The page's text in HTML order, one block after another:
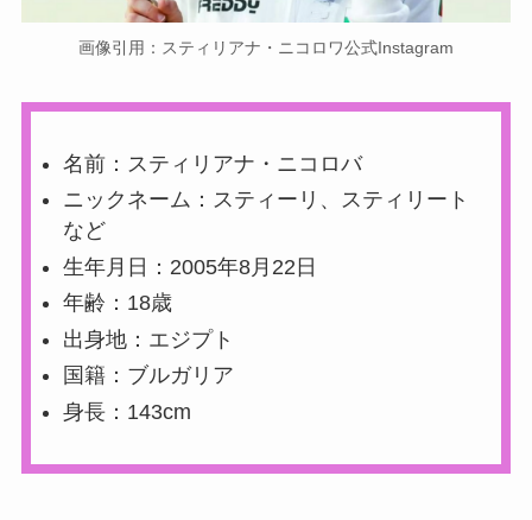
画像引用：スティリアナ・ニコロワ公式Instagram
名前：スティリアナ・ニコロバ
ニックネーム：スティーリ、スティリート
など
生年月日：2005年8月22日
年齢：18歳
出身地：エジプト
国籍：ブルガリア
身長：143cm